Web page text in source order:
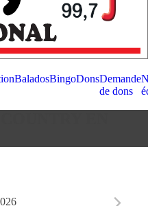
BaladosBingoDonsDemande
de dons